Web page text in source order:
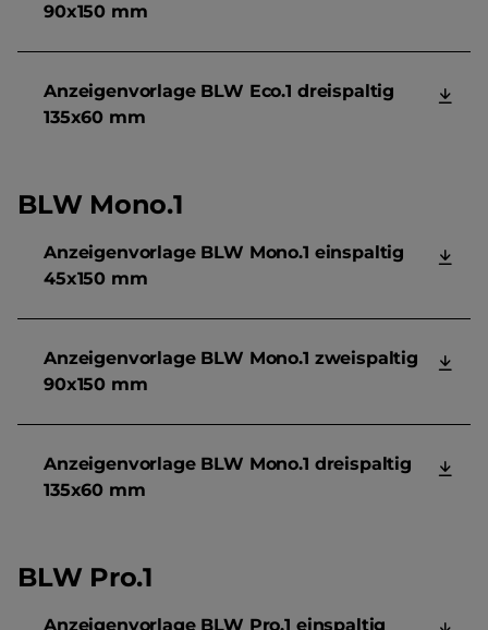
90x150 mm
Anzeigenvorlage BLW Eco.1 dreispaltig
135x60 mm
BLW Mono.1
Anzeigenvorlage BLW Mono.1 einspaltig
45x150 mm
Anzeigenvorlage BLW Mono.1 zweispaltig
90x150 mm
Anzeigenvorlage BLW Mono.1 dreispaltig
135x60 mm
BLW Pro.1
Anzeigenvorlage BLW Pro.1 einspaltig